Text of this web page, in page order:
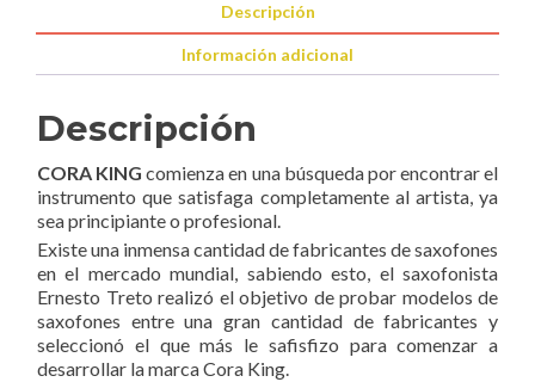
cantidad
Descripción
Información adicional
Descripción
CORA KING comienza en una búsqueda por encontrar el
instrumento que satisfaga completamente al artista, ya
sea principiante o profesional.
Existe una inmensa cantidad de fabricantes de saxofones
en el mercado mundial, sabiendo esto, el saxofonista
Ernesto Treto realizó el objetivo de probar modelos de
saxofones entre una gran cantidad de fabricantes y
seleccionó el que más le safisfizo para comenzar a
desarrollar la marca Cora King.